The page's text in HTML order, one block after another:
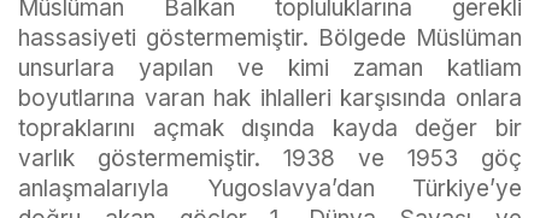
Müslüman Balkan topluluklarına gerekli
hassasiyeti göstermemiştir. Bölgede Müslüman
unsurlara yapılan ve kimi zaman katliam
boyutlarına varan hak ihlalleri karşısında onlara
topraklarını açmak dışında kayda değer bir
varlık göstermemiştir. 1938 ve 1953 göç
anlaşmalarıyla Yugoslavya’dan Türkiye’ye